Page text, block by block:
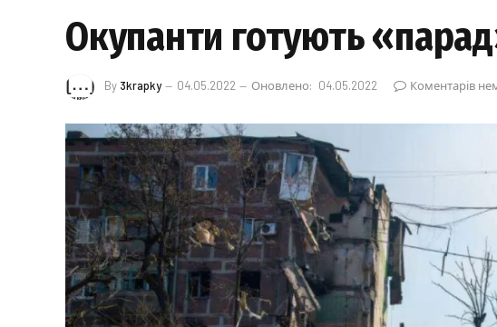
Окупанти готують
By 3krapky 04.05.2022 Оновлено: 04.05.2022 Коментарів